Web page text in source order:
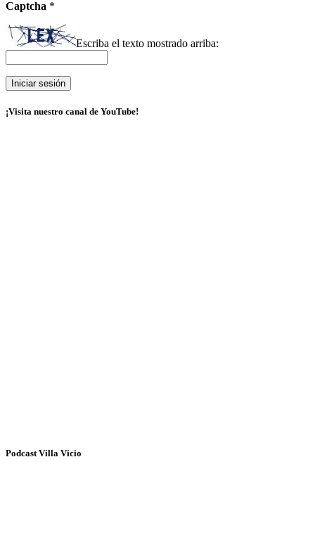
Captcha *
Escriba el texto mostrado arriba:
¡Visita nuestro canal de YouTube!
Podcast Villa Vicio